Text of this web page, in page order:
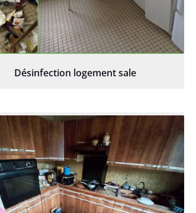
Désinfection logement sale